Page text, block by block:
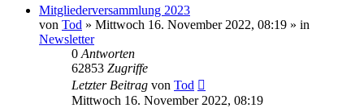
Mitgliederversammlung 2023
von Tod » Mittwoch 16. November 2022, 08:19 » in
Newsletter
0 Antworten
62853 Zugriffe
Letzter Beitrag von Tod
Mittwoch 16. November 2022, 08:19